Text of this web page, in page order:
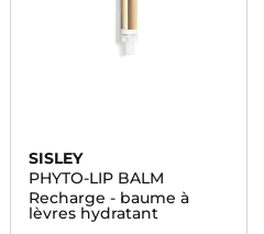
SISLEY
PHYTO-LIP BALM
Recharge - baume à
lèvres hydratant